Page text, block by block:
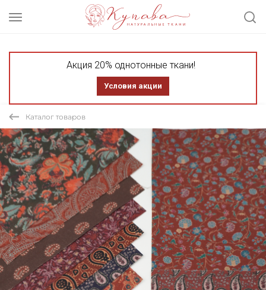
Акция 20% однотонные ткани!
Условия акции
Каталог товаров